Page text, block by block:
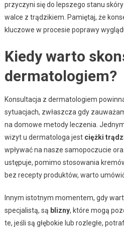
przyczyni się do lepszego stanu
walce z trądzikiem. Pamiętaj, że
kluczowe w procesie poprawy
Kiedy warto
dermatologiem?
Konsultacja z dermatologiem
sytuacjach, zwłaszcza gdy
na domowe metody leczenia.
wizyt u dermatologa jest ciężki
wpływać na nasze samopoczucie
ustępuje, pomimo stosowania
bez recepty produktów, warto
Innym istotnym momentem, gdy
specjalistą, są blizny, które mogą
te, jeśli są głębokie lub rozległe,